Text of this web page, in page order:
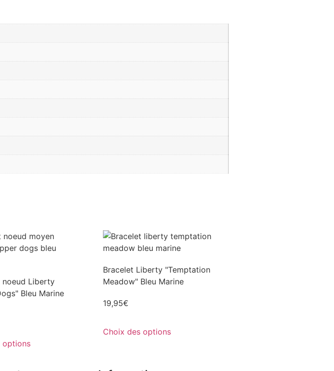
noeud Liberty
Bleu Marine
options
Bracelet Liberty "Temptation
Meadow" Bleu Marine
19,95€
Choix des options